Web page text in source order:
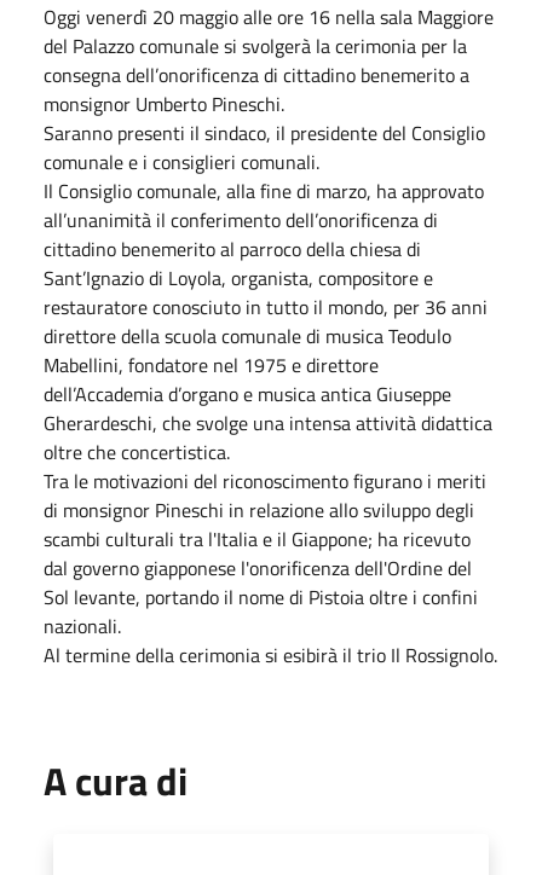
Oggi venerdì 20 maggio alle ore 16 nella sala Maggiore
del Palazzo comunale si svolgerà la cerimonia per la
consegna dell’onorificenza di cittadino benemerito a
monsignor Umberto Pineschi.
Saranno presenti il sindaco, il presidente del Consiglio
comunale e i consiglieri comunali.
Il Consiglio comunale, alla fine di marzo, ha approvato
all’unanimità il conferimento dell’onorificenza di
cittadino benemerito al parroco della chiesa di
Sant’Ignazio di Loyola, organista, compositore e
restauratore conosciuto in tutto il mondo, per 36 anni
direttore della scuola comunale di musica Teodulo
Mabellini, fondatore nel 1975 e direttore
dell’Accademia d’organo e musica antica Giuseppe
Gherardeschi, che svolge una intensa attività didattica
oltre che concertistica.
Tra le motivazioni del riconoscimento figurano i meriti
di monsignor Pineschi in relazione allo sviluppo degli
scambi culturali tra l'Italia e il Giappone; ha ricevuto
dal governo giapponese l'onorificenza dell'Ordine del
Sol levante, portando il nome di Pistoia oltre i confini
nazionali.
Al termine della cerimonia si esibirà il trio Il Rossignolo.
A cura di